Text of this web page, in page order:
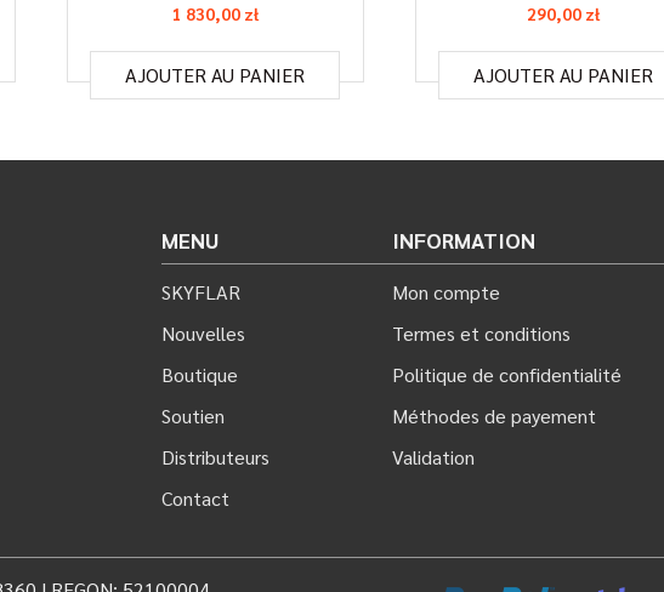
1 830,00 zł
AJOUTER AU PANIER
290,00 zł
AJOUTER AU PANIER
MENU
SKYFLAR
Nouvelles
Boutique
Soutien
Distributeurs
Contact
INFORMATION
Mon compte
Termes et conditions
Politique de confidentialité
Méthodes de payement
Validation